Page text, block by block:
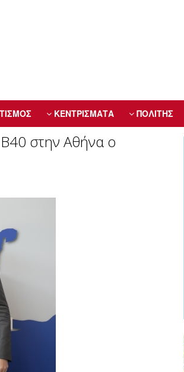
ΚΕΝΤΡΙΣΜΑΤΑ ΠΟΛΙΤΗΣ
στην Αθήνα ο